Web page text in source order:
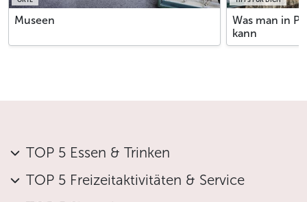
Museen
Was man in
kann
TOP 5 Essen & Trinken
TOP 5 Freizeitaktivitäten & Service